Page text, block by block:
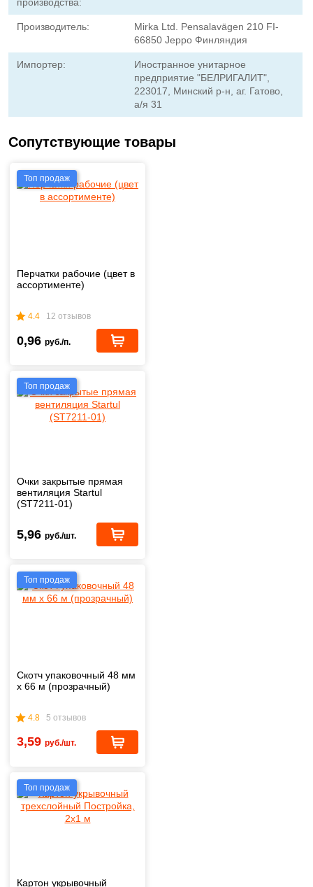
Производитель:
Mirka Ltd. Pensalavägen 210 FI-
66850 Jeppo Финляндия
Импортер:
Иностранное унитарное
предприятие "БЕЛРИГАЛИТ",
223017, Минский р-н, аг. Гатово,
а/я 31
Сопутствующие товары
Топ продаж
Перчатки рабочие (цвет в
ассортименте)
4.4 12 отзывов
0,96 руб./п.
Топ продаж
Очки закрытые прямая
вентиляция Startul
(ST7211-01)
5,96 руб./шт.
Топ продаж
Скотч упаковочный 48 мм
х 66 м (прозрачный)
4.8 5 отзывов
3,59 руб./шт.
Топ продаж
Картон укрывочный